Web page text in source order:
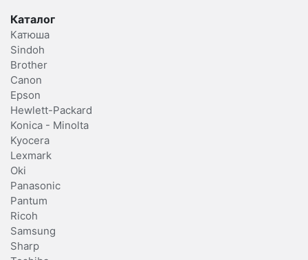
Каталог
Катюша
Sindoh
Brother
Canon
Epson
Hewlett-Packard
Konica - Minolta
Kyocera
Lexmark
Oki
Panasonic
Pantum
Ricoh
Samsung
Sharp